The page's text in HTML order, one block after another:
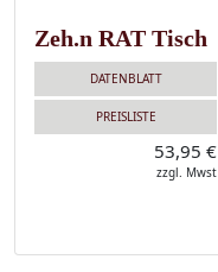
Zeh.n RAT Tisch
DATENBLATT
PREISLISTE
53,95 €
zzgl. Mwst